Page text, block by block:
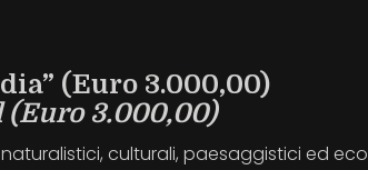
(Euro 3.000,00)
(Euro 3.000,00)
culturali, paesaggistici ed